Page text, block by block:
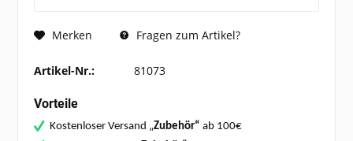
Merken Fragen zum Artikel?
Artikel-Nr.: 81073
Vorteile
Kostenloser Versand „Zubehör“ ab 100€